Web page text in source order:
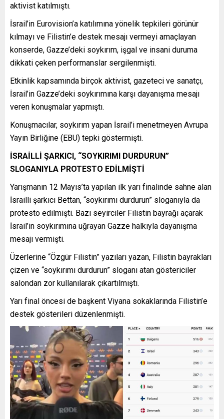
aktivist katılmıştı.
İsrail’in Eurovision’a katılımına yönelik tepkileri görünür
kılmayı ve Filistin’e destek mesajı vermeyi amaçlayan
konserde, Gazze’deki soykırım, işgal ve insani duruma
dikkati çeken performanslar sergilenmişti.
Etkinlik kapsamında birçok aktivist, gazeteci ve sanatçı,
İsrail’in Gazze’deki soykırımına karşı dayanışma mesajı
veren konuşmalar yapmıştı.
Konuşmacılar, soykırım yapan İsrail’i menetmeyen Avrupa
Yayın Birliğine (EBU) tepki göstermişti.
İSRAİLLİ ŞARKICI, “SOYKIRIMI DURDURUN”
SLOGANIYLA PROTESTO EDİLMİŞTİ
Yarışmanın 12 Mayıs’ta yapılan ilk yarı finalinde sahne alan
İsrailli şarkıcı Bettan, “soykırımı durdurun” sloganıyla da
protesto edilmişti. Bazı seyirciler Filistin bayrağı açarak
İsrail’in soykırımına uğrayan Gazze halkıyla dayanışma
mesajı vermişti.
Üzerlerine “Özgür Filistin” yazıları yazan, Filistin bayrakları
çizen ve “soykırımı durdurun” sloganı atan göstericiler
salondan zor kullanılarak çıkartılmıştı.
Yarı final öncesi de başkent Viyana sokaklarında Filistin’e
destek gösterileri düzenlenmişti.